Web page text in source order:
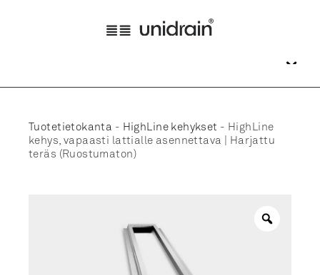
Tuotetietokanta - HighLine kehykset - HighLine
kehys, vapaasti lattialle asennettava | Harjattu
teräs (Ruostumaton)